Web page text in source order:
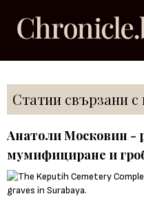
Статии свързани с
Анатоли Московин -
мумифициране и